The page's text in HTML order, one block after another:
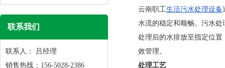
联系我们
联系人： 吕经理
销售热线：156-5028-2386
云南职工生活污水处理设备
水流的稳定和顺畅。污水
处理后的水排放至指定位
效管理。
处理工艺